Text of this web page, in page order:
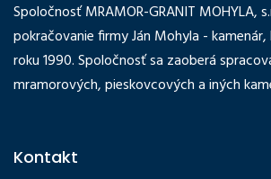
Spoločnosť MRAMOR-GRANIT MOHYLA,
pokračovanie firmy Ján Mohyla -
roku 1990. Spoločnosť sa zaoberá
mramorových, pieskovcových a iných
Kontakt